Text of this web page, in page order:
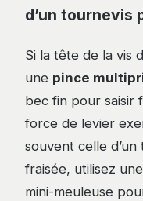
d’un tournevis
Si la tête de la vis
une pince
bec fin pour saisir
force de levier
souvent celle
fraisée, utilisez
mini-meuleuse